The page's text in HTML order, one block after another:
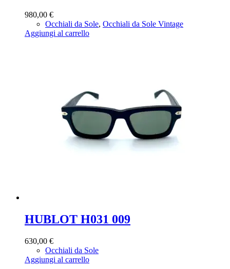
980,00 €
Occhiali da Sole, Occhiali da Sole Vintage
Aggiungi al carrello
HUBLOT H031 009
630,00 €
Occhiali da Sole
Aggiungi al carrello